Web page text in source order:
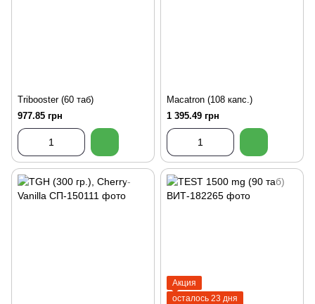
Tribooster (60 таб)
977.85 грн
Macatron (108 капс.)
1 395.49 грн
Акция
осталось 23 дня